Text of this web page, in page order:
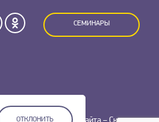
СЕМИНАРЫ
ОТКЛОНИТЬ